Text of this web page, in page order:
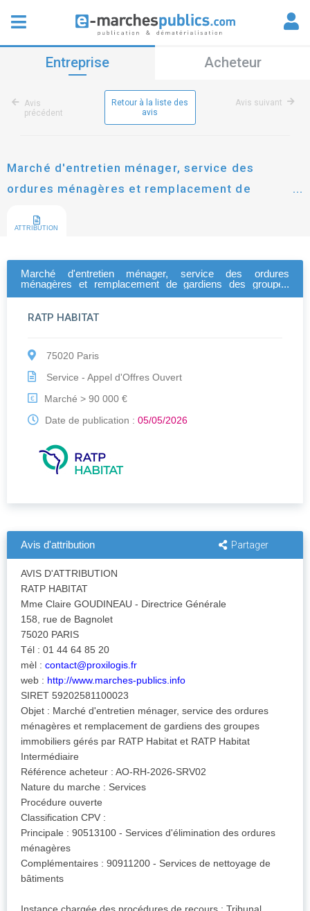
Entreprise Acheteur
Avis
précédent
Retour à la liste des
avis
Avis suivant
Marché d'entretien ménager, service des
ordures ménagères et remplacement de
habitat et ratp habitat intermédiaire
ATTRIBUTION
Marché d'entretien ménager, service des ordures
ménagères et remplacement de gardiens des groupes
RATP HABITAT
75020 Paris
Service - Appel d'Offres Ouvert
€
Marché > 90 000 €
Date de publication : 05/05/2026
Avis d'attribution Partager
AVIS D'ATTRIBUTION
RATP HABITAT
Mme Claire GOUDINEAU - Directrice Générale
158, rue de Bagnolet
75020 PARIS
Tél : 01 44 64 85 20
mèl : contact@proxilogis.fr
web : http://www.marches-publics.info
SIRET 59202581100023
Objet : Marché d'entretien ménager, service des ordures
ménagères et remplacement de gardiens des groupes
immobiliers gérés par RATP Habitat et RATP Habitat
Intermédiaire
Référence acheteur : AO-RH-2026-SRV02
Nature du marche : Services
Procédure ouverte
Classification CPV :
Principale : 90513100 - Services d'élimination des ordures
ménagères
Complémentaires : 90911200 - Services de nettoyage de
bâtiments